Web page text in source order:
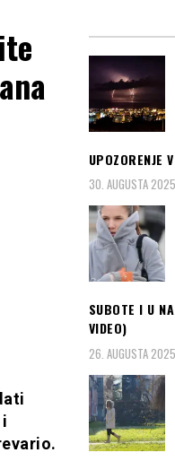
UPOZORENJE
30. AUGUSTA 2025
SUBOTE I U
VIDEO)
26. AUGUSTA 2025